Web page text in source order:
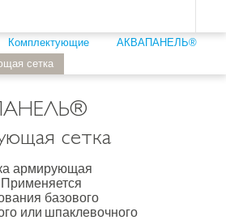
Комплектующие
АКВАПАНЕЛЬ®
сетка
сетка
армирующая
базового
или шпаклевочного